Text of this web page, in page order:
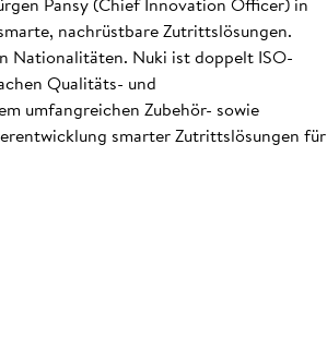
nachrüstbare Zutrittslösungen.
Nationalitäten. Nuki ist doppelt ISO-
Qualitäts- und
umfangreichen Zubehör- sowie
smarter Zutrittslösungen für